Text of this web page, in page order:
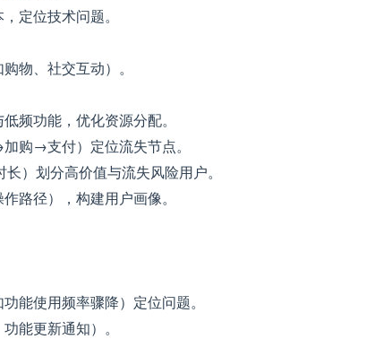
定位技术问题。
物、社交互动）。
频功能，优化资源分配。
购→支付）定位流失节点。
）划分高价值与流失风险用户。
路径），构建用户画像。
能使用频率骤降）定位问题。
能更新通知）。